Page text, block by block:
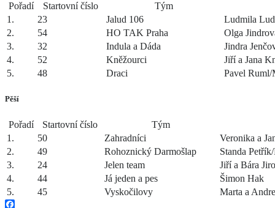
Pořadí Startovní číslo
Tým
1.
23 Jalud 106
Ludmila
2.
54 HO TAK Praha
Olga
3.
32 Indula a Dáda
Jindra
4.
52 Kněžourci
Jiří a Jana
5.
48 Draci Pavel
Pěší
Pořadí Startovní číslo
Tým
1.
50 Zahradníci
Veronika a
2.
49 Rohoznický Darmošlap
Standa
3.
24 Jelen team
Jiří a Bára
4.
44 Já jeden a pes
Šimon Hak
5.
45 Vyskočilovy Marta a